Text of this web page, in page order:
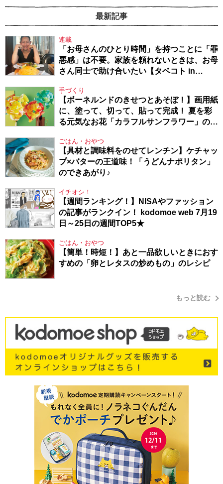
最新記事
連載
「お母さんのひとり時間」を持つことに「罪
悪感」は不要。家族を頼れないときは、お母
さん同士で助け合いたい【タベコト in
手づくり
【ボーネルンドのきせつとあそぼ！】画用紙
に、塗って、切って、貼って完成！ 夏を彩
る元気なお花「カラフルサンフラワー」の作
ごはん・おやつ
【具材と調味料をのせてレンチン】ケチャッ
プ×バターの王道味！「うどんナポリタン」
のできあがり♪
イチオシ！
【週間ランキング！】NISAやファッション
の記事がランクイン！ kodomoe web 7月19
日～25日の週間TOP5★
ごはん・おやつ
【簡単！時短！】あと一品欲しいときにおす
すめの「卵とレタスの炒めもの」のレシピ
もっと読む